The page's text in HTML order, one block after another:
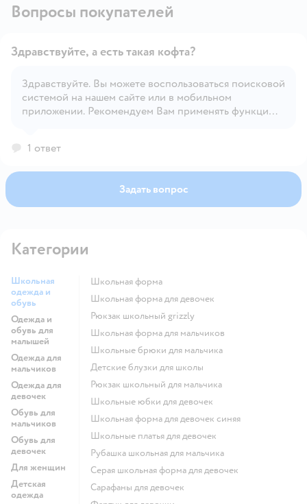
Вопросы покупателей
Открыть вопрос
Здравствуйте, а есть такая кофта?
Здравствуйте. Вы можете воспользоваться поисковой
системой на нашем сайте или в мобильном
приложении. Рекомендуем Вам применять функцию
1 ответ
Задать вопрос
Категории
Школьная
одежда и
обувь
Одежда и
обувь для
малышей
Одежда для
мальчиков
Одежда для
девочек
Обувь для
мальчиков
Обувь для
девочек
Для женщин
Детская
одежда
Школьная форма
Школьная форма для девочек
Рюкзак школьный grizzly
Школьная форма для мальчиков
Школьные брюки для мальчика
Детские блузки для школы
Рюкзак школьный для мальчика
Школьные юбки для девочек
Школьная форма для девочек синяя
Школьные платья для девочек
Рубашка школьная для мальчика
Серая школьная форма для девочек
Сарафаны для девочек